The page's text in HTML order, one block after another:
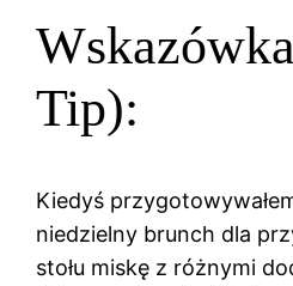
Tip):
Kiedyś
niedzielny brunch dla
stołu miskę z różnymi